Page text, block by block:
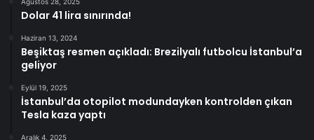
Dolar 41 lira sınırında!
Haziran 13, 2024
Beşiktaş resmen açıkladı: Brezilyalı futbolcu İstanbul’a
geliyor
Eylül 19, 2025
İstanbul’da otopilot modundayken kontrolden çıkan
Tesla kaza yaptı
Aralık 4, 2025